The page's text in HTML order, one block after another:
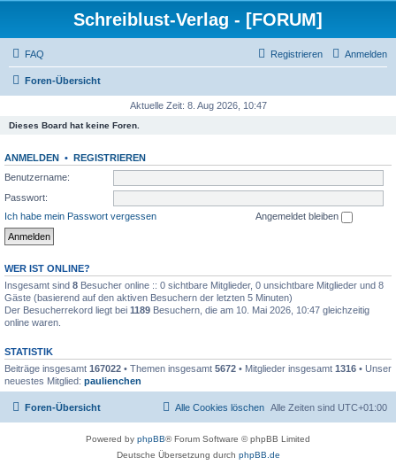
Schreiblust-Verlag - [FORUM]
FAQ Anmelden
Registrieren
Foren-Übersicht
Aktuelle Zeit: 8. Aug 2026, 10:47
Dieses Board hat keine Foren.
ANMELDEN • REGISTRIEREN
Benutzername:
Passwort:
Ich habe mein Passwort vergessen
Angemeldet bleiben
WER IST ONLINE?
Insgesamt sind 8 Besucher online :: 0 sichtbare Mitglieder, 0 unsichtbare Mitglieder und 8
Gäste (basierend auf den aktiven Besuchern der letzten 5 Minuten)
Der Besucherrekord liegt bei 1189 Besuchern, die am 10. Mai 2026, 10:47 gleichzeitig
online waren.
STATISTIK
Beiträge insgesamt 167022 • Themen insgesamt 5672 • Mitglieder insgesamt 1316 • Unser
neuestes Mitglied: paulienchen
Foren-Übersicht Alle Zeiten sind UTC+01:00
Alle Cookies löschen
Powered by phpBB® Forum Software © phpBB Limited
Deutsche Übersetzung durch phpBB.de